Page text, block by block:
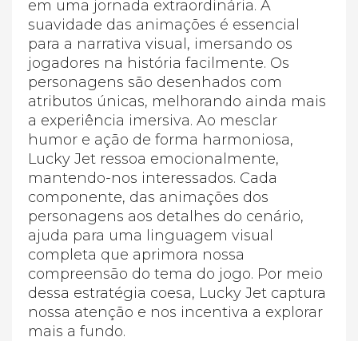
em uma jornada extraordinária. A
suavidade das animações é essencial
para a narrativa visual, imersando os
jogadores na história facilmente. Os
personagens são desenhados com
atributos únicas, melhorando ainda mais
a experiência imersiva. Ao mesclar
humor e ação de forma harmoniosa,
Lucky Jet ressoa emocionalmente,
mantendo-nos interessados. Cada
componente, das animações dos
personagens aos detalhes do cenário,
ajuda para uma linguagem visual
completa que aprimora nossa
compreensão do tema do jogo. Por meio
dessa estratégia coesa, Lucky Jet captura
nossa atenção e nos incentiva a explorar
mais a fundo.